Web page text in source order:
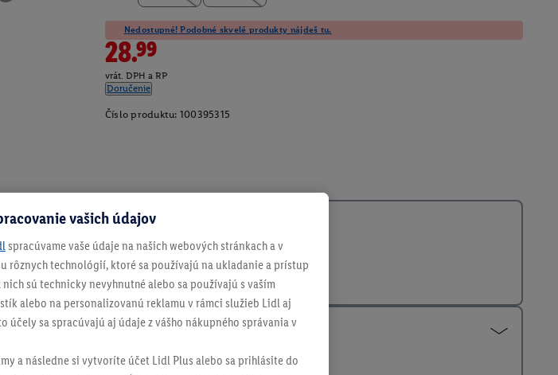
Nedostupné! Podobné skvelé produkty nájdeš tu.
28.99
vrát. DPH a RP
Doručenie
Číslo produktu: 100395315
vašich údajov
spracúvame vaše údaje na našich webových stránkach a v
rôznych technológií, ktoré sa používajú na ukladanie a prístup
sú technicky nevyhnutné alebo sa používajú s vaším
alebo na personalizovanú reklamu v rámci služieb Lidl aj
sa spracúvajú aj údaje z vášho nákupného správania v
a následne si vytvoríte účet Lidl Plus alebo sa prihlásite do